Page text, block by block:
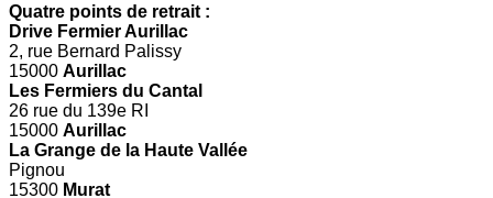
Quatre points de retrait :
Drive Fermier Aurillac
2, rue Bernard Palissy
15000 Aurillac
Les Fermiers du Cantal
26 rue du 139e RI
15000 Aurillac
La Grange de la Haute Vallée
Pignou
15300 Murat